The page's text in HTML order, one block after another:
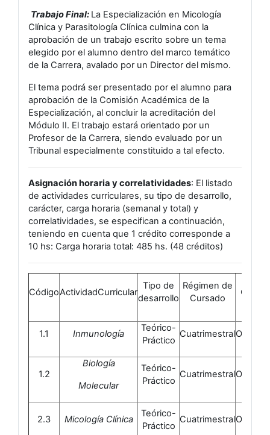
Trabajo Final: La Especialización en Micología
Clínica y Parasitología Clínica culmina con la
aprobación de un trabajo escrito sobre un tema
elegido por el alumno dentro del marco temático
de la Carrera, avalado por un Director del mismo.
El tema podrá ser presentado por el alumno para
aprobación de la Comisión Académica de la
Especialización, al concluir la acreditación del
Módulo II. El trabajo estará orientado por un
Profesor de la Carrera, siendo evaluado por un
Tribunal especialmente constituido a tal efecto.
Asignación horaria y correlatividades: El listado
de actividades curriculares, su tipo de desarrollo,
carácter, carga horaria (semanal y total) y
correlatividades, se especifican a continuación,
teniendo en cuenta que 1 crédito corresponde a
10 hs: Carga horaria total: 485 hs. (48 créditos)
CódigoActividadCurricular
Tipo de
desarrollo
Régimen de
Cursado
1.1 Inmunología
Teórico-
Práctico
Cuatrimestral
1.2
Biología
Molecular
Teórico-
Práctico
Cuatrimestral
2.3 Micología Clínica
Teórico-
Práctico
Cuatrimestral